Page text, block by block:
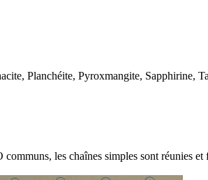
Planchéite, Pyroxmangite, Sapphirine,
communs, les chaînes simples sont réunies